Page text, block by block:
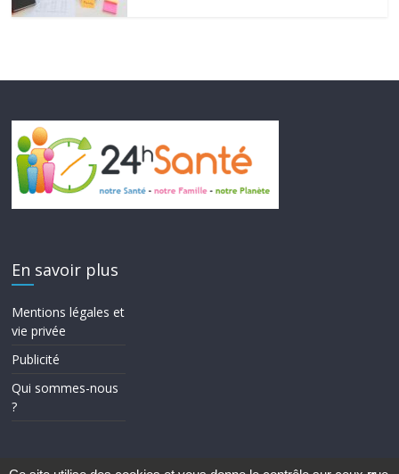
En savoir plus
Mentions légales et
vie privée
Publicité
Qui sommes-nous
?